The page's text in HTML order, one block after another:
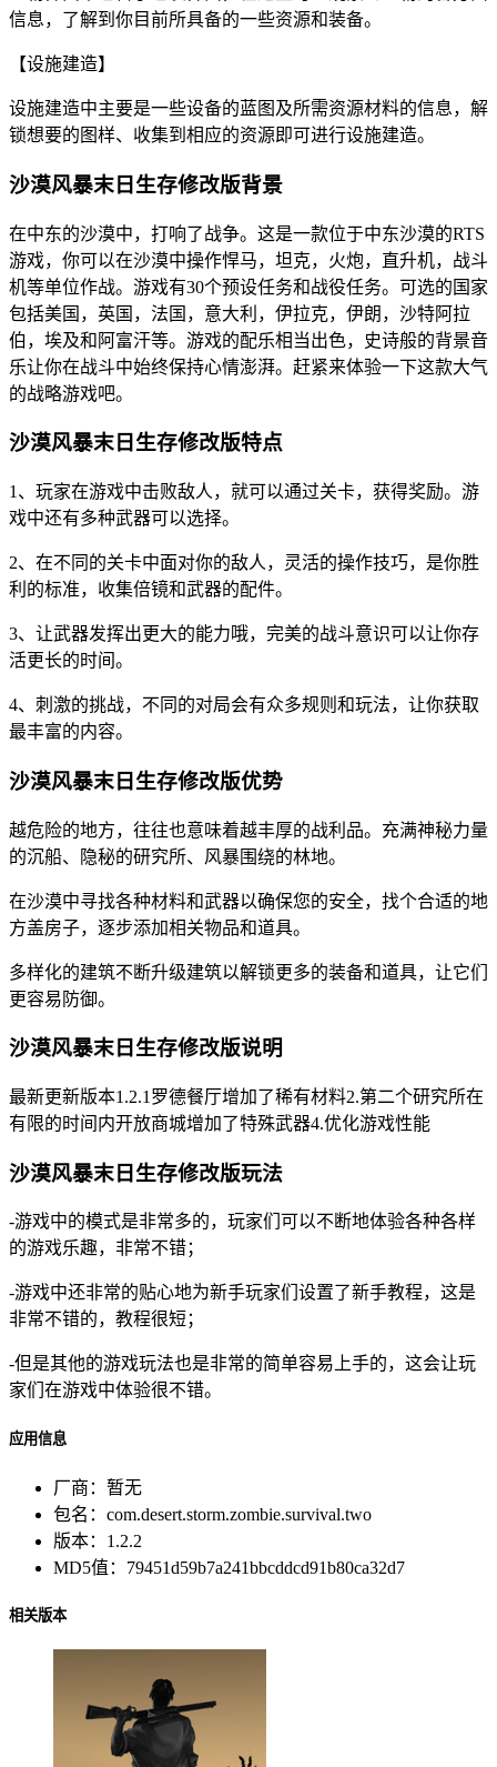
信息，了解到你目前所具备的一些资源和装备。
【设施建造】
设施建造中主要是一些设备的蓝图及所需资源材料的信息，解
锁想要的图样、收集到相应的资源即可进行设施建造。
沙漠风暴末日生存修改版背景
在中东的沙漠中，打响了战争。这是一款位于中东沙漠的RTS
游戏，你可以在沙漠中操作悍马，坦克，火炮，直升机，战斗
机等单位作战。游戏有30个预设任务和战役任务。可选的国家
包括美国，英国，法国，意大利，伊拉克，伊朗，沙特阿拉
伯，埃及和阿富汗等。游戏的配乐相当出色，史诗般的背景音
乐让你在战斗中始终保持心情澎湃。赶紧来体验一下这款大气
的战略游戏吧。
沙漠风暴末日生存修改版特点
1、玩家在游戏中击败敌人，就可以通过关卡，获得奖励。游
戏中还有多种武器可以选择。
2、在不同的关卡中面对你的敌人，灵活的操作技巧，是你胜
利的标准，收集倍镜和武器的配件。
3、让武器发挥出更大的能力哦，完美的战斗意识可以让你存
活更长的时间。
4、刺激的挑战，不同的对局会有众多规则和玩法，让你获取
最丰富的内容。
沙漠风暴末日生存修改版优势
越危险的地方，往往也意味着越丰厚的战利品。充满神秘力量
的沉船、隐秘的研究所、风暴围绕的林地。
在沙漠中寻找各种材料和武器以确保您的安全，找个合适的地
方盖房子，逐步添加相关物品和道具。
多样化的建筑不断升级建筑以解锁更多的装备和道具，让它们
更容易防御。
沙漠风暴末日生存修改版说明
最新更新版本1.2.1罗德餐厅增加了稀有材料2.第二个研究所在
有限的时间内开放商城增加了特殊武器4.优化游戏性能
沙漠风暴末日生存修改版玩法
-游戏中的模式是非常多的，玩家们可以不断地体验各种各样
的游戏乐趣，非常不错；
-游戏中还非常的贴心地为新手玩家们设置了新手教程，这是
非常不错的，教程很短；
-但是其他的游戏玩法也是非常的简单容易上手的，这会让玩
家们在游戏中体验很不错。
应用信息
厂商： 暂无
包名： com.desert.storm.zombie.survival.two
版本： 1.2.2
MD5值： 79451d59b7a241bbcddcd91b80ca32d7
相关版本